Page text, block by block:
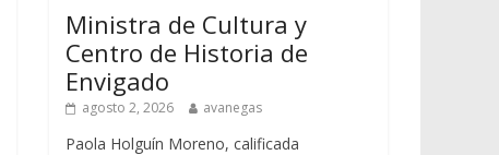
Ministra de Cultura y
Centro de Historia de
Envigado
agosto 2, 2026 avanegas
Paola Holguín Moreno, calificada